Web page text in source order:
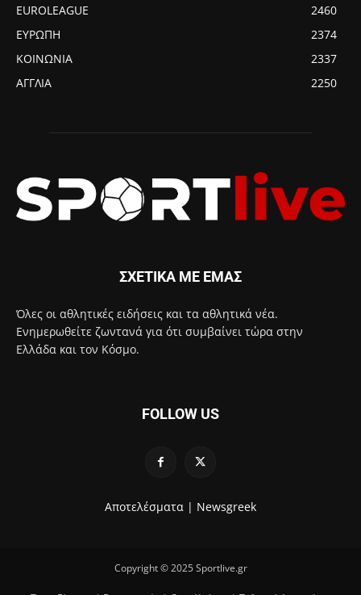
EUROLEAGUE
2460
ΕΥΡΩΠΗ
2374
ΚΟΙΝΩΝΙΑ
2337
ΑΓΓΛΙΑ
2250
ΣΧΕΤΙΚΑ ΜΕ ΕΜΑΣ
Όλες οι αθλητικές ειδήσεις και τα αθλητικά νέα.
Ενημερωθείτε ζωντανά για ότι συμβαίνει τώρα στην
Ελλάδα και τον Κόσμο.
FOLLOW US
Αποτελέσματα | Newsgreek
Copyright © 2025 Sportlive.gr